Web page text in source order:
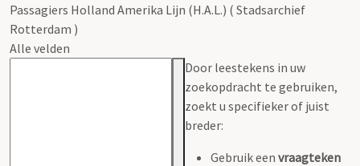
Passagiers Holland Amerika Lijn (H.A.L.) ( Stadsarchief
Rotterdam )
Alle velden
Door leestekens in uw
zoekopdracht te gebruiken,
zoekt u specifieker of juist
breder:
Gebruik een vraagteken